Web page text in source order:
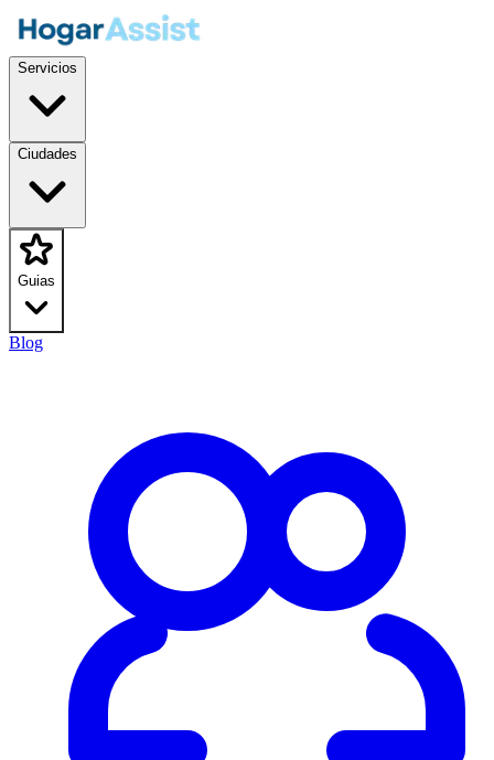
Servicios
Ciudades
Guias
Blog